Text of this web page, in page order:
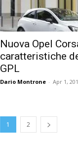
Nuova Opel
caratteristiche
GPL
Dario Montrone - Apr 1,
1 2